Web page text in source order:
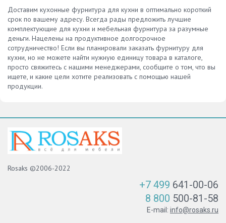
Доставим кухонные фурнитура для кухни в оптимально короткий
срок по вашему адресу. Всегда рады предложить лучшие
комплектующие для кухни и мебельная фурнитура за разумные
деньги. Нацелены на продуктивное долгосрочное
сотрудничество! Если вы планировали заказать фурнитуру для
кухни, но не можете найти нужную единицу товара в каталоге,
просто свяжитесь с нашими менеджерами, сообщите о том, что вы
ищете, и какие цели хотите реализовать с помощью нашей
продукции.
Rosaks ©2006-2022
+7 499 641-00-06
8 800 500-81-58
E-mail: info@rosaks.ru